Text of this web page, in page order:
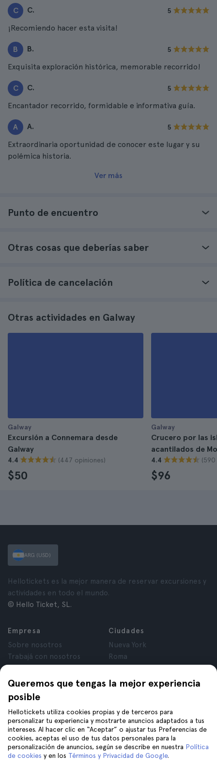
C C. 5
¡Recomiendo hacer esta visita!
B B. 5
Exquisita exploración histórica, memorable recorrido!
C C. 5
Encantador recorrido, formidable e informativa guía.
A A. 5
Extraordinaria oportunidad de conocer este lugar y su
polémica historia.
Ver más
Punto de encuentro
Otras cosas que deberías saber
Política de cancelación
Otras actividades en Galway
Galway
Excursión a Connemara desde
Galway
4.4 (447 opiniones)
$50
Galway
Crucero por las
acantilados de
4.4 (590
$96
Queremos que tengas la mejor experiencia
posible
Hellotickets utiliza cookies propias y de terceros para
personalizar tu experiencia y mostrarte anuncios adaptados a tus
intereses. Al hacer clic en “Aceptar” o ajustar tus Preferencias de
cookies, aceptas el uso de tus datos personales para la
personalización de anuncios, según se describe en nuestra Política
de cookies y en los Términos y Privacidad de Google.
ARG (USD)
Hellotickets es la mejor manera de reservar excursiones y
actividades en todo el mundo.
© Hello Ticket, SL.
Empresa
Sobre nosotros
Trabajá con nosotros
Opiniones
Privacidad
Términos y Condiciones
Aviso Legal
Cookies
Ciudades
Nueva York
Roma
Londres
Granada
Tenerife
Ayuda
Unite a nosotros en